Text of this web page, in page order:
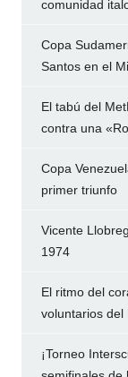
comunidad
Copa
Santos en el
El tabú del
contra una
Copa
primer triunfo
Vicente
1974
El ritmo del
voluntarios del
¡Torneo